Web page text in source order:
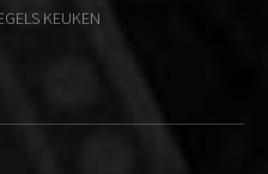
KEUKEN